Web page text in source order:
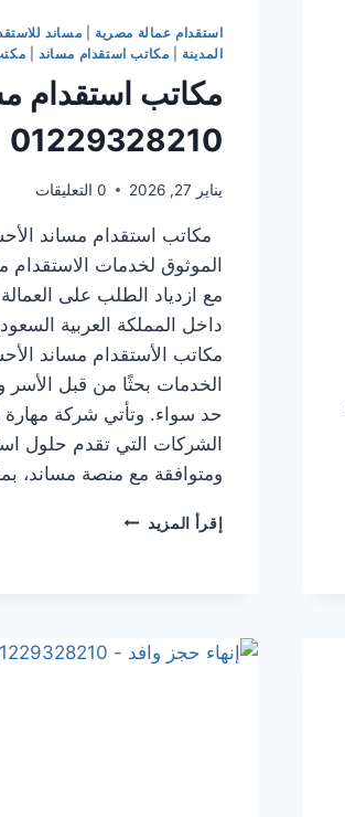
استقدام عمالة مصرية مساند
المدينة
مكاتب استقدام مساند|
مكاتب استقدام
01229328210
يناير 27, 2026 0 التعليقات
مكاتب استقدام مساند
الموثوق لخدمات الاستقدام
مع ازدياد الطلب على العمالة
داخل المملكة العربية
مكاتب الأستقدام مساند
الخدمات بحثًا من قبل
حد سواء. وتأتي شركة
الشركات التي تقدم حلول
ومتوافقة مع منصة مساند،
إقرأ المزيد